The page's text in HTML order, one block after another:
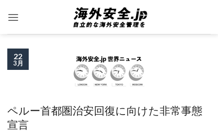
22
3月
ペルー首都圏治安回復に向けた非常事態
宣言